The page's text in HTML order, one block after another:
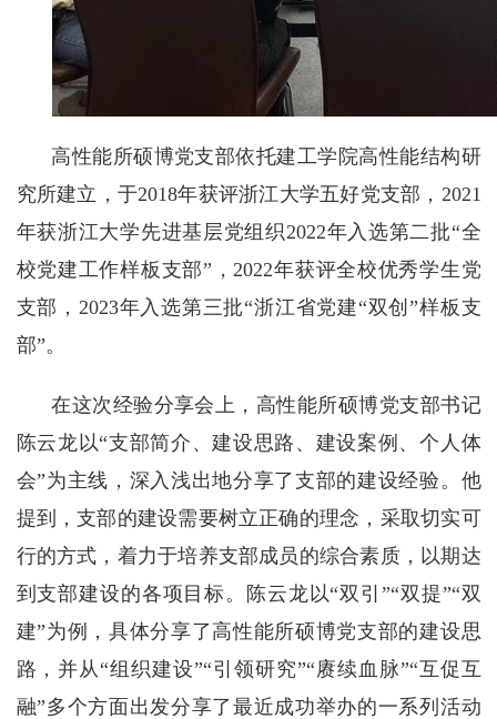
高性能所硕博党支部依托建工学院高性能结构研
究所建立，于2018年获评浙江大学五好党支部， 2021
年获浙江大学先进基层党组织2022年入选第二批“全
校党建工作样板支部”，2022年获评全校优秀学生党
支部， 2023年入选第三批“浙江省党建“双创”样板支
部”。
在这次经验分享会上，高性能所硕博党支部书记
陈云龙以“支部简介、建设思路、建设案例、个人体
会”为主线，深入浅出地分享了支部的建设经验。他
提到，支部的建设需要树立正确的理念，采取切实可
行的方式，着力于培养支部成员的综合素质，以期达
到支部建设的各项目标。陈云龙以“双引”“双提”“双
建”为例，具体分享了高性能所硕博党支部的建设思
路，并从“组织建设”“引领研究”“赓续血脉”“互促互
融”多个方面出发分享了最近成功举办的一系列活动